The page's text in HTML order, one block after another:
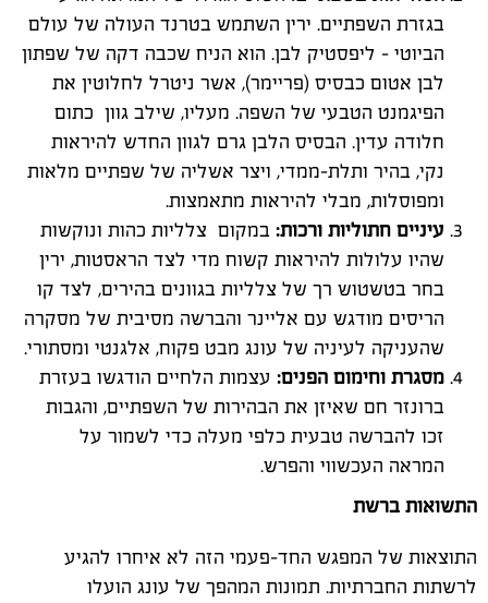
בגזרת השפתיים. ירין השתמש בטרנד העולה של עולם
הביוטי – ליפסטיק לבן. הוא הניח שכבה דקה של שפתון
לבן אטום כבסיס (פריימר), אשר ניטרל לחלוטין את
הפיגמנט הטבעי של השפה. מעליו, שילב גוון כתום
חלודה עדין. הבסיס הלבן גרם לגוון החדש להיראות
נקי, בהיר ותלת-ממדי, ויצר אשליה של שפתיים מלאות
ומפוסלות, מבלי להיראות מתאמצות.
עיניים חתוליות ורכות: במקום צלליות כהות ונוקשות
שהיו עלולות להיראות קשוח מדי לצד הראסטות, ירין
בחר בטשטוש רך של צלליות בגוונים בהירים, לצד קו
הריסים מודגש עם אליינר והברשה מסיבית של מסקרה
שהעניקה לעיניה של עונג מבט פקוח, אלגנטי ומסתורי.
מסגרת וחימום הפנים: עצמות הלחיים הודגשו בעזרת
ברונזר חם שאיזן את הבהירות של השפתיים, והגבות
זכו להברשה טבעית כלפי מעלה כדי לשמור על
המראה העכשווי והפרש.
התשואות ברשת
התוצאות של המפגש החד-פעמי הזה לא איחרו להגיע
לרשתות החברתיות. תמונות המהפך של עונג הועלו